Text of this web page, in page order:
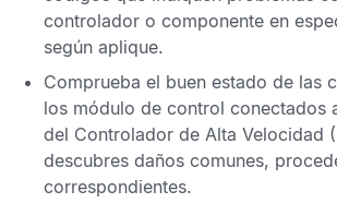
controlador o componente en
según aplique.
Comprueba el buen estado de las
los módulo de control conectados
del Controlador de Alta Velocidad
descubres daños comunes,
correspondientes.